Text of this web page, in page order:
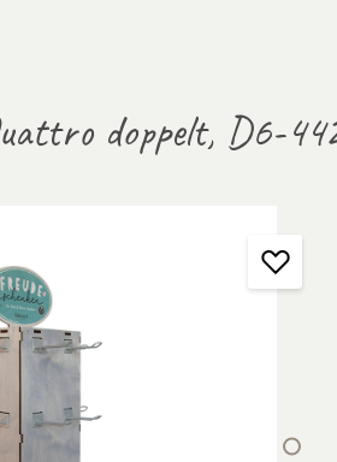
doppelt, D6-